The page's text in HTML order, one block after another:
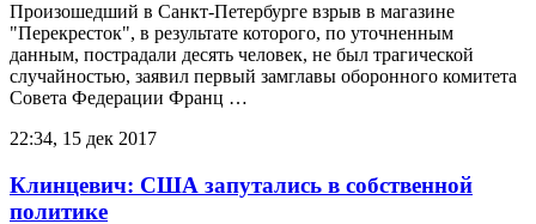
Произошедший в Санкт-Петербурге взрыв в магазине
"Перекресток", в результате которого, по уточненным
данным, пострадали десять человек, не был трагической
случайностью, заявил первый замглавы оборонного комитета
Совета Федерации Франц …
22:34, 15 дек 2017
Клинцевич: США запутались в собственной
политике